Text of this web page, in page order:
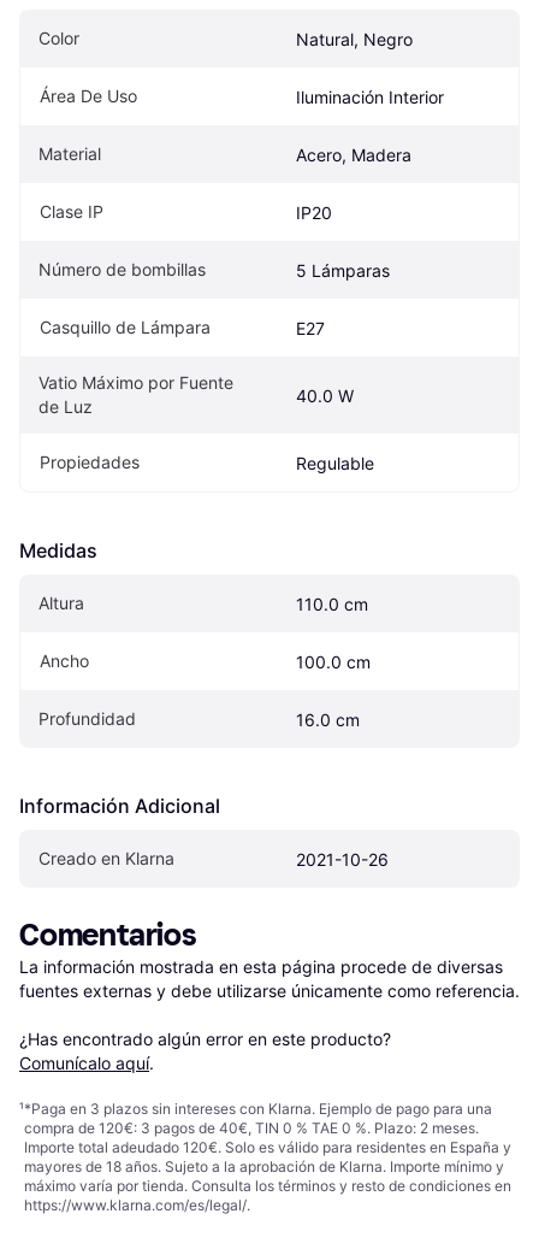
Color Natural, Negro
Área De Uso Iluminación Interior
Material Acero, Madera
Clase IP IP20
Número de bombillas 5 Lámparas
Casquillo de Lámpara E27
Vatio Máximo por Fuente
de Luz
40.0 W
Propiedades Regulable
Medidas
Altura 110.0 cm
Ancho 100.0 cm
Profundidad 16.0 cm
Información Adicional
Creado en Klarna 2021-10-26
Comentarios
La información mostrada en esta página procede de diversas
fuentes externas y debe utilizarse únicamente como referencia.
¿Has encontrado algún error en este producto?
Comunícalo aquí.
¹*Paga en 3 plazos sin intereses con Klarna. Ejemplo de pago para una
compra de 120€: 3 pagos de 40€, TIN 0 % TAE 0 %. Plazo: 2 meses.
Importe total adeudado 120€. Solo es válido para residentes en España y
mayores de 18 años. Sujeto a la aprobación de Klarna. Importe mínimo y
máximo varía por tienda. Consulta los términos y resto de condiciones en
https://www.klarna.com/es/legal/.